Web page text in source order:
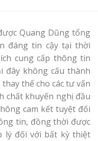
Quang Dũng tổng
đáng tin cậy tại thời
cung cấp thông tin
đây không cấu thành
thế cho các tư vấn
chất khuyến nghị đầu
cam kết tuyệt đối
tin, đồng thời được
lý đối với bất kỳ thiệt